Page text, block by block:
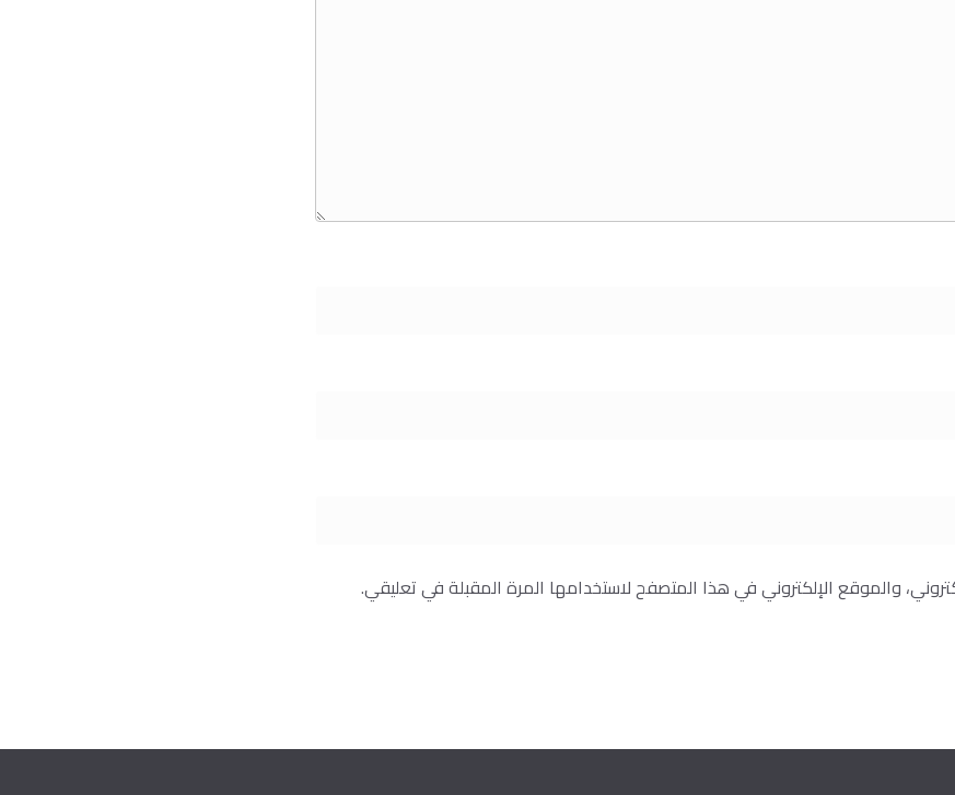
والموقع الإلكتروني في هذا المتصفح لاستخدامها المرة المقبلة في تعليقي.